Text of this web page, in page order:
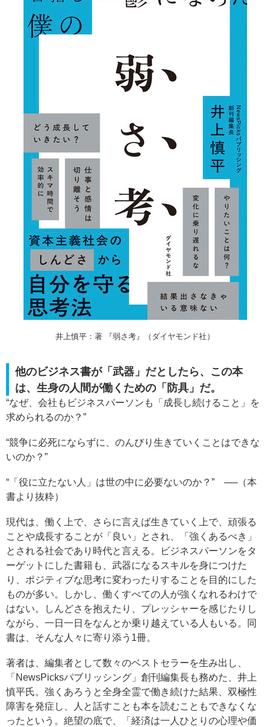
井上慎平：著 『弱さ考』（ダイヤモンド社）
他のビジネス書が「武器」だとしたら、この本
は、生身の人間が働くための「防具」だ。
“なぜ、会社もビジネスパーソンも「成長し続けること」を
求められるのか？”
“競争に必死にならずに、のんびり生きていくことはできな
いのか？”
“「役に立たない人」は世の中に必要ないのか？” ──（本
書より抜粋）
現代は、働く上で、さらに言えば生きていく上で、頑張る
ことや成長することが「良い」とされ、「強くあるべき」
とされる社会であり時代と言える。ビジネスパーソンをタ
ーゲットにした書籍も、武器になるスキルを身につけた
り、ポジティブな思考に変わったりすることを目的にした
ものが多い。しかし、働くすべての人が強くなれるわけで
はない。しんどさを抱えたり、プレッシャーを感じたりし
ながら、一日一日をなんとか乗り越えている人もいる。同
書は、そんな人々に寄り添う1冊。
著者は、編集者として数々のベストセラーを生み出し、
「NewsPicksパブリッシング」創刊編集長も務めた、井上
慎平氏。強くあろうと全身全霊で働き続けた結果、双極性
障害を発症し、人と話すことも本を読むこともできなくな
ったという。絶望の底で、「経済は一人ひとりの心理や価